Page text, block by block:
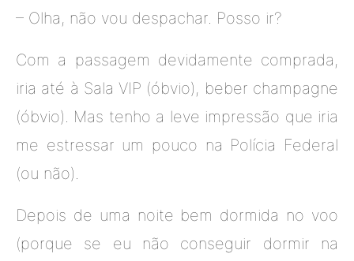
– Olha, não vou despachar. Posso ir?
Com a passagem devidamente comprada,
iria até à Sala VIP (óbvio), beber champagne
(óbvio). Mas tenho a leve impressão que iria
me estressar um pouco na Polícia Federal
(ou não).
Depois de uma noite bem dormida no voo
(porque se eu não conseguir dormir na